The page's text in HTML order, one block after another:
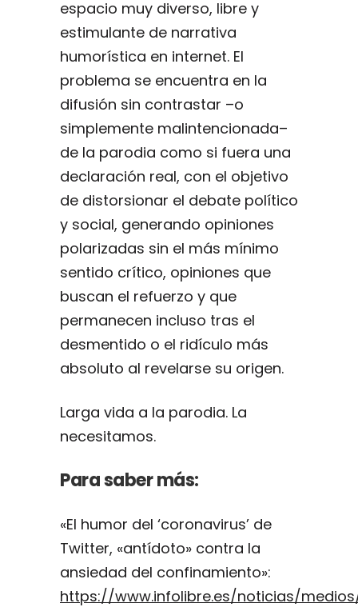
espacio muy diverso, libre y
estimulante de narrativa
humorística en internet. El
problema se encuentra en la
difusión sin contrastar –o
simplemente malintencionada–
de la parodia como si fuera una
declaración real, con el objetivo
de distorsionar el debate político
y social, generando opiniones
polarizadas sin el más mínimo
sentido crítico, opiniones que
buscan el refuerzo y que
permanecen incluso tras el
desmentido o el ridículo más
absoluto al revelarse su origen.
Larga vida a la parodia. La
necesitamos.
Para saber más:
«El humor del ‘coronavirus’ de
Twitter, «antídoto» contra la
ansiedad del confinamiento»:
https://www.infolibre.es/noticias/